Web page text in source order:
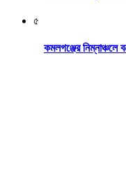
৫
কমলগঞ্জের নিম্নাঞ্চলে